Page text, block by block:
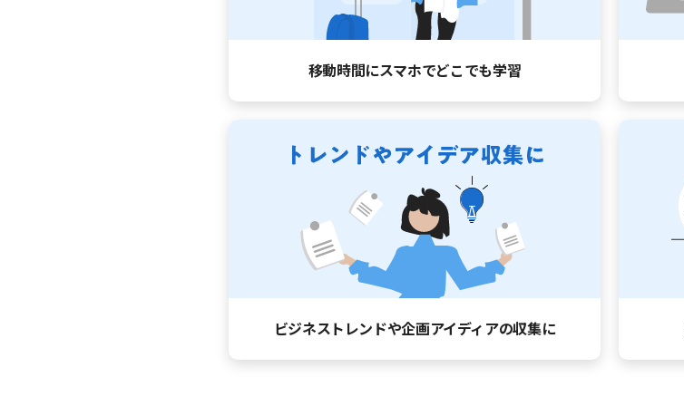
移動時間にスマホでどこでも学習
ビジネストレンドや企画アイディアの収集に